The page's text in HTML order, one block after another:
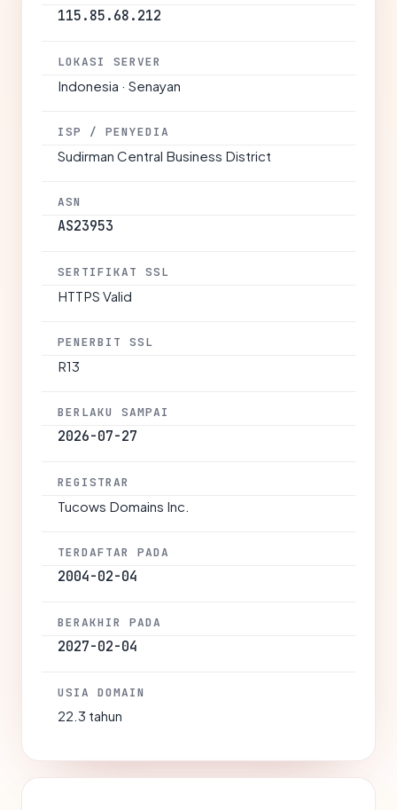
115.85.68.212
LOKASI SERVER
Indonesia · Senayan
ISP / PENYEDIA
Sudirman Central Business District
ASN
AS23953
SERTIFIKAT SSL
HTTPS Valid
PENERBIT SSL
R13
BERLAKU SAMPAI
2026-07-27
REGISTRAR
Tucows Domains Inc.
TERDAFTAR PADA
2004-02-04
BERAKHIR PADA
2027-02-04
USIA DOMAIN
22.3 tahun